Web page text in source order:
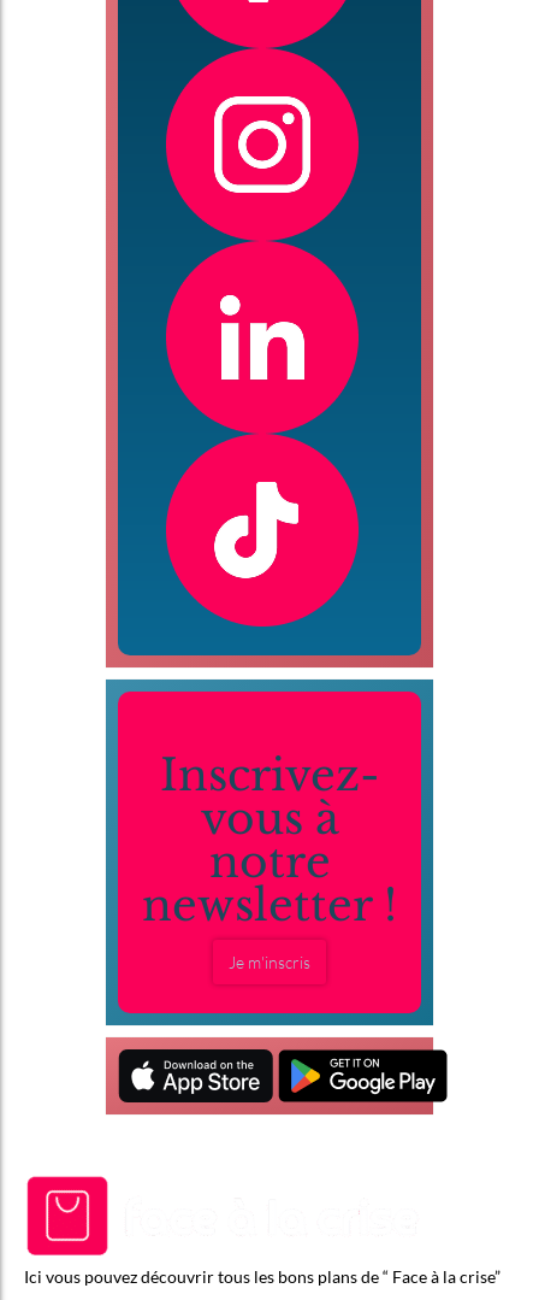
Inscrivez-
vous à
notre
newsletter !
Je m'inscris
Ici vous pouvez découvrir tous les bons plans de “ Face à la crise”